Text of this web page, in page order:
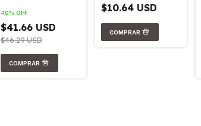
-10% OFF
$41.66 USD
$46.29 USD
Ed. 2017
$10.64 USD